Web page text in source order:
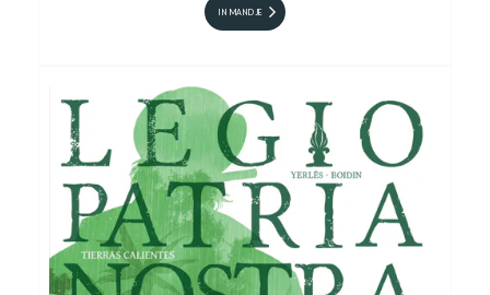
IN MANDJE